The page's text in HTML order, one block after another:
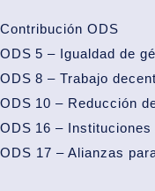
Contribución ODS
ODS 5 – Igualdad de
ODS 8 – Trabajo
ODS 10 – Reducción
ODS 16 –
ODS 17 – Alianzas